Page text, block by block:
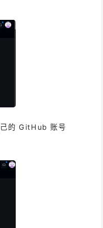
己的 GitHub 账号